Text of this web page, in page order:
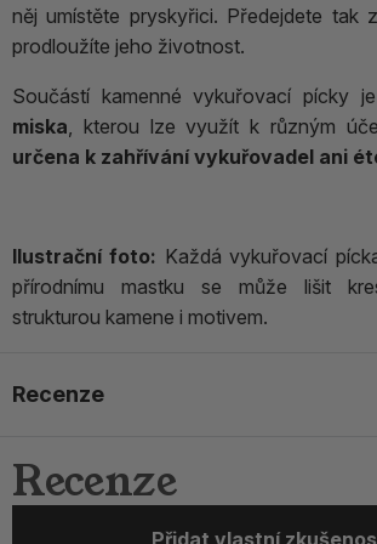
něj umístěte pryskyřici. Předejdete tak
prodloužíte jeho životnost.
Součástí kamenné vykuřovací pícky
miska, kterou lze využít k různým
určena k zahřívání vykuřovadel ani
Ilustrační foto: Každá vykuřovací
přírodnímu mastku se může lišit
strukturou kamene i motivem.
Recenze
Recenze
Přidat vlastní